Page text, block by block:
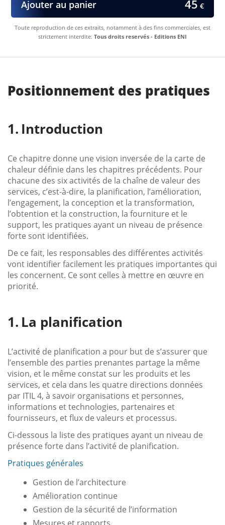
Ajouter au panier 45 €
Toute reproduction de ces extraits, notamment à des fins commerciales, est
strictement interdite. Tous droits reservés - Editions ENI
Positionnement des pratiques
Introduction
Ce chapitre donne une vision inversée de la carte de
chaleur définie dans les chapitres précédents. Pour
chacune des six activités de la chaîne de valeur des
services, c’est-à-dire, la planification, l’amélioration,
l’engagement, la conception et la transformation,
l’obtention et la construction, la fourniture et le
support, les pratiques ayant un niveau de présence
forte sont identifiées.
De ce fait, les responsables des différentes activités
vont identifier facilement les pratiques importantes qui
les concernent. Ce sont celles à mettre en œuvre en
priorité.
La planification
L’activité de planification a pour but de s’assurer que
l’ensemble des parties prenantes partage la même
vision, et le même constat sur les produits et les
services, et cela dans les quatre directions données
par ITIL 4, à savoir organisations et personnes,
informations et technologies, partenaires et
fournisseurs, et flux de valeurs et processus.
Ci-dessous la liste des pratiques ayant un niveau de
présence forte dans l’activité de planification.
Pratiques générales
Gestion de l’architecture
Amélioration continue
Gestion de la sécurité de l’information